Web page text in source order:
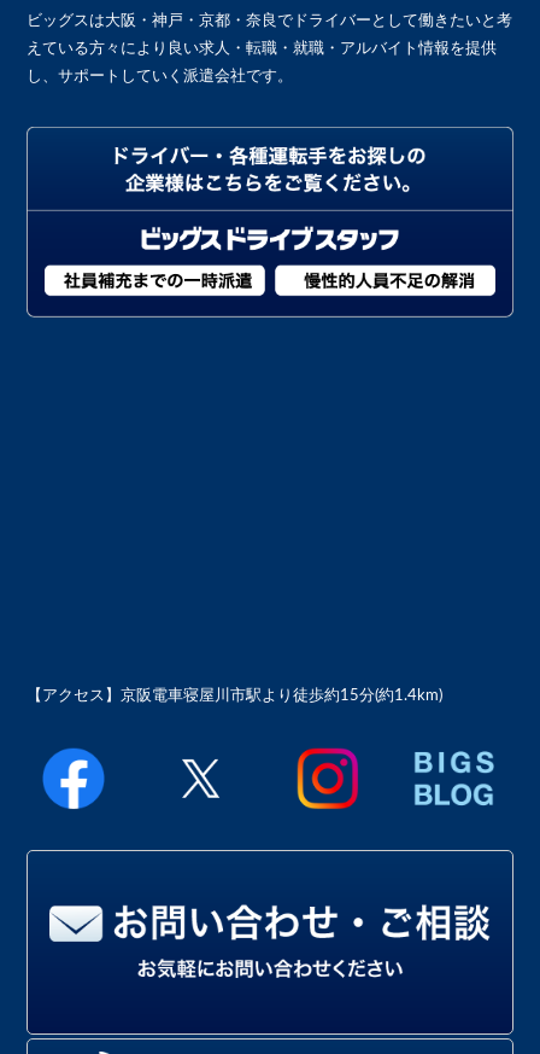
ビッグスは大阪・神戸・京都・奈良でドライバーとして働きたいと考
えている方々により良い求人・転職・就職・アルバイト情報を提供
し、サポートしていく派遣会社です。
【アクセス】京阪電車寝屋川市駅より徒歩約15分(約1.4km)